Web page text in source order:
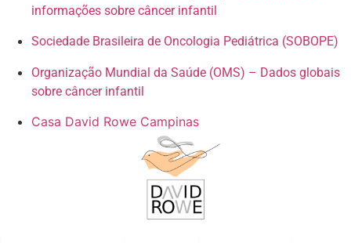
informações sobre câncer infantil
Sociedade Brasileira de Oncologia Pediátrica (SOBOPE)
Organização Mundial da Saúde (OMS) – Dados globais
sobre câncer infantil
Casa David Rowe Campinas